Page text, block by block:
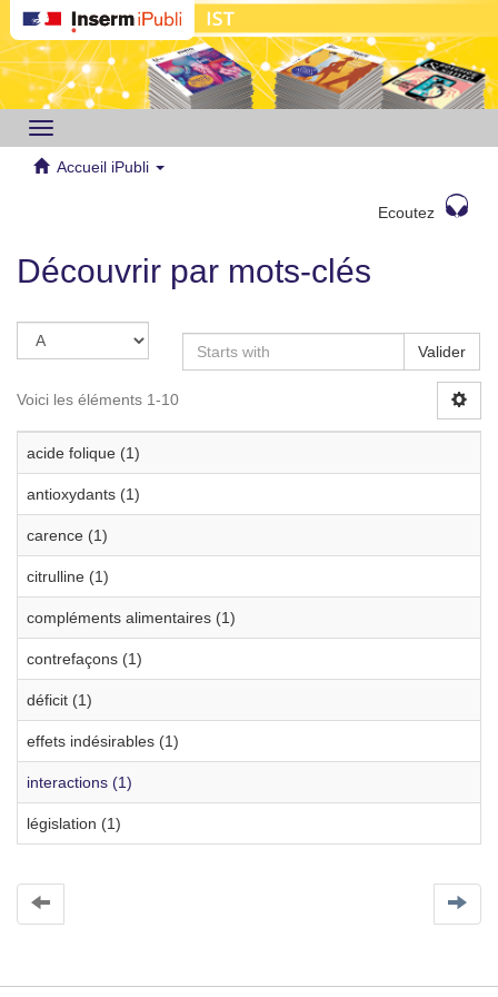
Toggle
navigation
Accueil iPubli
Ecoutez
Découvrir par mots-clés
Valider
Voici les éléments 1-10
acide folique (1)
antioxydants (1)
carence (1)
citrulline (1)
compléments alimentaires (1)
contrefaçons (1)
déficit (1)
effets indésirables (1)
interactions (1)
législation (1)